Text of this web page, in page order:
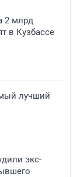
2 млрд
в Кузбассе
лучший
экс-